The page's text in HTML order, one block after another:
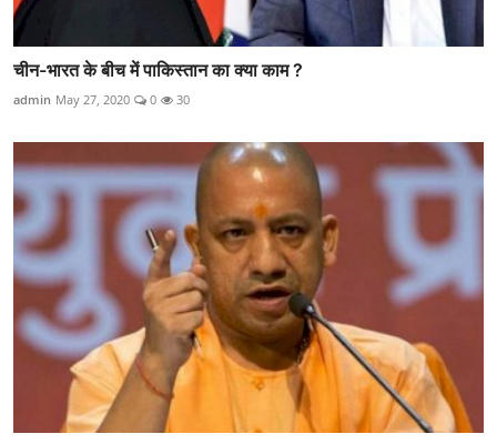
चीन-भारत के बीच में पाकिस्तान का क्या काम ?
admin May 27, 2020 0 30